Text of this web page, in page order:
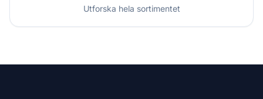
Utforska hela sortimentet